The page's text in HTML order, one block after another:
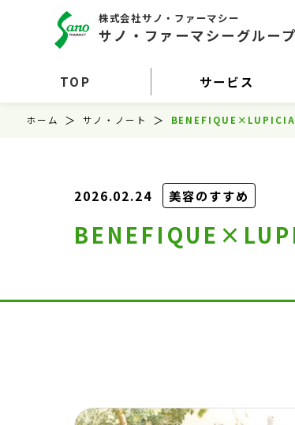
株式会社サノ・ファーマシー
サノ・ファーマシーグループ
TOP サービス
ホーム サノ・ノート BENEFIQUE×LUPICIA
2026.02.24 美容のすすめ